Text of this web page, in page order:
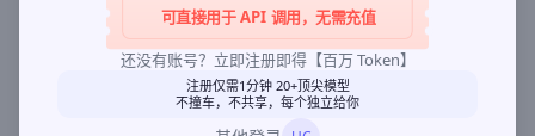
可直接用于 API 调用，无需充值
还没有账号？立即注册即得【百万 Token】
注册仅需1分钟 20+顶尖模型
不撞车，不共享，每个独立给你